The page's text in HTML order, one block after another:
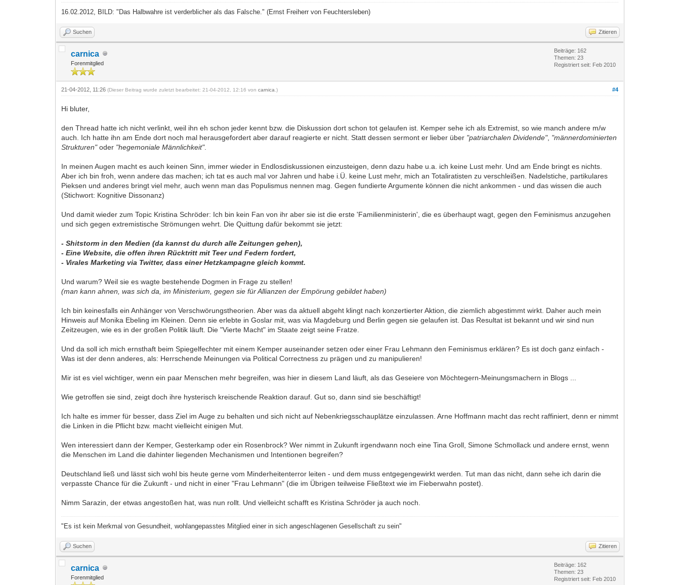
16.02.2012, BILD: "Das Halbwahre ist verderblicher als das Falsche." (Ernst Freiherr von Feuchtersleben)
Suchen Zitieren
carnica
Forenmitglied
Beiträge: 162
Themen: 23
Registriert seit: Feb 2010
#4
21-04-2012, 11:26(Dieser Beitrag wurde zuletzt bearbeitet: 21-04-2012, 12:16 voncarnica .)
Hi bluter,
den Thread hatte ich nicht verlinkt, weil ihn eh schon jeder kennt bzw. die Diskussion dort schon tot gelaufen ist. Kemper sehe ich als Extremist, so wie manch andere m/w
auch. Ich hatte ihn am Ende dort noch mal herausgefordert aber darauf reagierte er nicht. Statt dessen sermont er lieber über "patriarchalen Dividende", "männerdominierten
Strukturen"oder "hegemoniale Männlichkeit".
In meinen Augen macht es auch keinen Sinn, immer wieder in Endlosdiskussionen einzusteigen, denn dazu habe u.a. ich keine Lust mehr. Und am Ende bringt es nichts.
Aber ich bin froh, wenn andere das machen; ich tat es auch mal vor Jahren und habe i.Ü. keine Lust mehr, mich an Totaliratisten zu verschleißen. Nadelstiche, partikulares
Pieksen und anderes bringt viel mehr, auch wenn man das Populismus nennen mag. Gegen fundierte Argumente können die nicht ankommen - und das wissen die auch
(Stichwort: Kognitive Dissonanz)
Und damit wieder zum Topic Kristina Schröder: Ich bin kein Fan von ihr aber sie ist die erste 'Familienministerin', die es überhaupt wagt, gegen den Feminismus anzugehen
und sich gegen extremistische Strömungen wehrt. Die Quittung dafür bekommt sie jetzt:
- Shitstorm in den Medien (da kannst du durch alle Zeitungen gehen),
- Eine Website, die offen ihren Rücktritt mit Teer und Federn fordert,
- Virales Marketing via Twitter, dass einer Hetzkampagne gleich kommt.
Und warum? Weil sie es wagte bestehende Dogmen in Frage zu stellen!
(man kann ahnen, was sich da, im Ministerium, gegen sie für Allianzen der Empörung gebildet haben)
Ich bin keinesfalls ein Anhänger von Verschwörungstheorien. Aber was da aktuell abgeht klingt nach konzertierter Aktion, die ziemlich abgestimmt wirkt. Daher auch mein
Hinweis auf Monika Ebeling im Kleinen. Denn sie erlebte in Goslar mit, was via Magdeburg und Berlin gegen sie gelaufen ist. Das Resultat ist bekannt und wir sind nun
Zeitzeugen, wie es in der großen Politik läuft. Die "Vierte Macht" im Staate zeigt seine Fratze.
Und da soll ich mich ernsthaft beim Spiegelfechter mit einem Kemper auseinander setzen oder einer Frau Lehmann den Feminismus erklären? Es ist doch ganz einfach -
Was ist der denn anderes, als: Herrschende Meinungen via Political Correctness zu prägen und zu manipulieren!
Mir ist es viel wichtiger, wenn ein paar Menschen mehr begreifen, was hier in diesem Land läuft, als das Geseiere von Möchtegern-Meinungsmachern in Blogs ...
Wie getroffen sie sind, zeigt doch ihre hysterisch kreischende Reaktion darauf. Gut so, dann sind sie beschäftigt!
Ich halte es immer für besser, dass Ziel im Auge zu behalten und sich nicht auf Nebenkriegsschauplätze einzulassen. Arne Hoffmann macht das recht raffiniert, denn er nimmt
die Linken in die Pflicht bzw. macht vielleicht einigen Mut.
Wen interessiert dann der Kemper, Gesterkamp oder ein Rosenbrock? Wer nimmt in Zukunft irgendwann noch eine Tina Groll, Simone Schmollack und andere ernst, wenn
die Menschen im Land die dahinter liegenden Mechanismen und Intentionen begreifen?
Deutschland ließ und lässt sich wohl bis heute gerne vom Minderheitenterror leiten - und dem muss entgegengewirkt werden. Tut man das nicht, dann sehe ich darin die
verpasste Chance für die Zukunft - und nicht in einer "Frau Lehmann" (die im Übrigen teilweise Fließtext wie im Fieberwahn postet).
Nimm Sarazin, der etwas angestoßen hat, was nun rollt. Und vielleicht schafft es Kristina Schröder ja auch noch.
"Es ist kein Merkmal von Gesundheit, wohlangepasstes Mitglied einer in sich angeschlagenen Gesellschaft zu sein"
Suchen Zitieren
carnica
Forenmitglied
Beiträge: 162
Themen: 23
Registriert seit: Feb 2010